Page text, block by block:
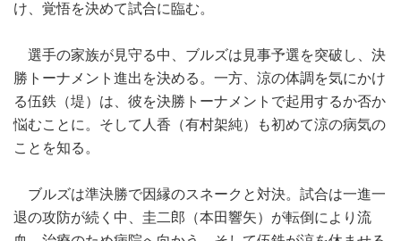
け、覚悟を決めて試合に臨む。
選手の家族が見守る中、ブルズは見事予選を突破し、決
勝トーナメント進出を決める。一方、涼の体調を気にかけ
る伍鉄（堤）は、彼を決勝トーナメントで起用するか否か
悩むことに。そして人香（有村架純）も初めて涼の病気の
ことを知る。
ブルズは準決勝で因縁のスネークと対決。試合は一進一
退の攻防が続く中、圭二郎（本田響矢）が転倒により流